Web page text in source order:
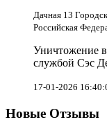
Дачная 13
Российская
Уничтожение
службой Сэс
17-01-2026
Новые Отзывы